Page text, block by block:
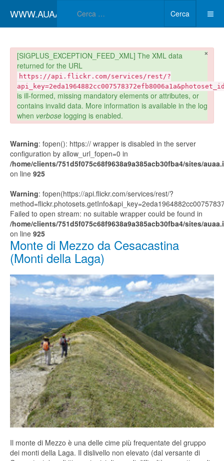
WWW.AUAA.IT
Cerca
×
danger
[SIGPLUS_EXCEPTION_FEED_XML] The XML data
returned for the URL
https://api.flickr.com/services/rest/?
is ill-formed, missing mandatory elements or attributes, or
contains invalid data. More information is available in the log
when verboselogging is enabled.
Warning: fopen(): https:// wrapper is disabled in the server
configuration by allow_url_fopen=0 in
/home/clients/751d5f075c68f9638a9a385acb30fba4/sites/
on line 925
Warning: fopen(https://api.flickr.com/services/rest/?
Failed to open stream: no suitable wrapper could be found in
/home/clients/751d5f075c68f9638a9a385acb30fba4/sites/
on line 925
Monte di Mezzo da Cesacastina
(Monti della Laga)
Il monte di Mezzo è una delle cime più frequentate del gruppo
dei monti della Laga. Il dislivello non elevato (dal versante di